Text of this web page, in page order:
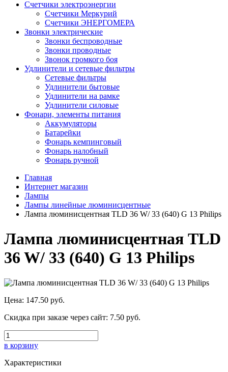
Счетчики электроэнергии
Счетчики Меркурий
Счетчики ЭНЕРГОМЕРА
Звонки электрические
Звонки беспроводные
Звонки проводные
Звонок громкого боя
Удлинители и сетевые фильтры
Сетевые фильтры
Удлинители бытовые
Удлинители на рамке
Удлинители силовые
Фонари, элементы питания
Аккумуляторы
Батарейки
Фонарь кемпинговый
Фонарь налобный
Фонарь ручной
Главная
Интернет магазин
Лампы
Лампы линейные люминисцентные
Лампа люминисцентная TLD 36 W/ 33 (640) G 13 Philips
Лампа люминисцентная TLD
36 W/ 33 (640) G 13 Philips
Цена: 147.50 руб.
Скидка при заказе через сайт: 7.50 руб.
в корзину
Характеристики